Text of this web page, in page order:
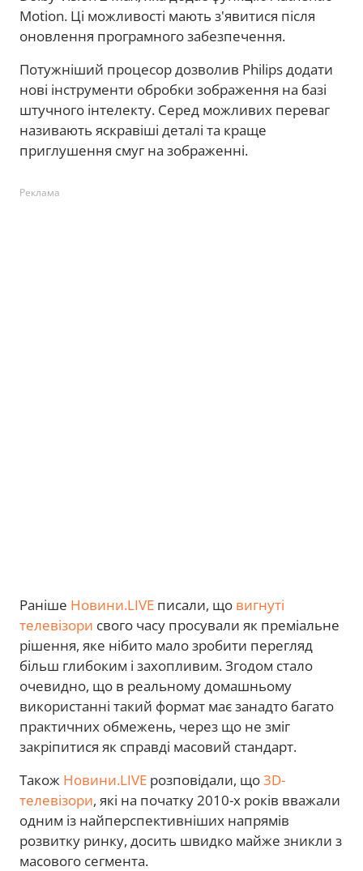
Motion. Ці можливості мають з'явитися після
оновлення програмного забезпечення.
Потужніший процесор дозволив Philips додати
нові інструменти обробки зображення на базі
штучного інтелекту. Серед можливих переваг
називають яскравіші деталі та краще
приглушення смуг на зображенні.
Реклама
Раніше Новини.LIVE писали, що вигнуті
телевізори свого часу просували як преміальне
рішення, яке нібито мало зробити перегляд
більш глибоким і захопливим. Згодом стало
очевидно, що в реальному домашньому
використанні такий формат має занадто багато
практичних обмежень, через що не зміг
закріпитися як справді масовий стандарт.
Також Новини.LIVE розповідали, що3D-
телевізори, які на початку 2010-х років вважали
одним із найперспективніших напрямів
розвитку ринку, досить швидко майже зникли з
масового сегмента.